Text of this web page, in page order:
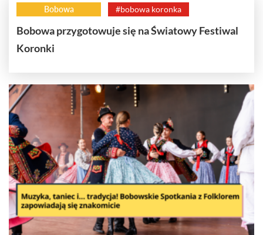
Bobowa #bobowa koronka
Bobowa przygotowuje się na Światowy Festiwal
Koronki